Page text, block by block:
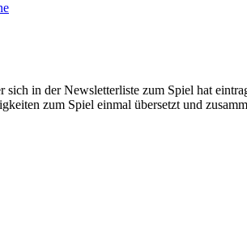
in der Newsletterliste zum Spiel hat
zum Spiel einmal übersetzt und